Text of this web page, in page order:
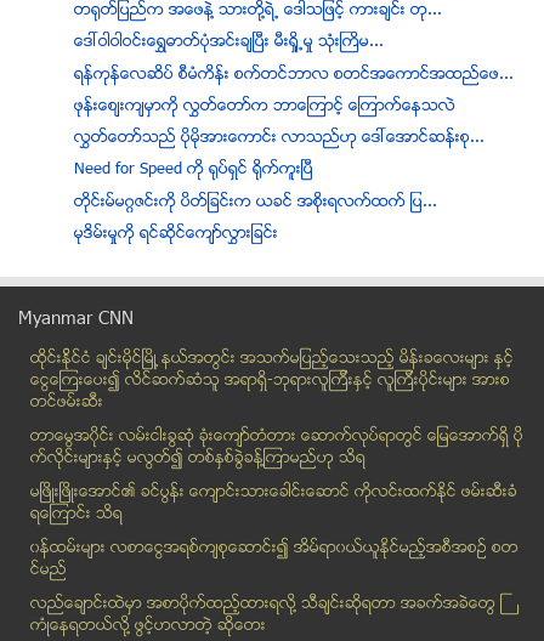
တ႐ုတ္ျပည္က အေဖနဲ႔ သားတုိ႔ရဲ႕ ေဒါသျဖင့္ ကားခ်င္း တု...
ေဒၚဝါဝါဝင္းေရႊဓာတ္ပုံအင္းခ်ၿပီး မီးရိႈ႕မႈ သုံးႀကိမ...
ရန္ကုန္ေလဆိပ္ စီမံကိန္း စက္တင္ဘာလ စတင္အေကာင္အထည္ေဖ...
ဖုန္းေစ်းက်မွာကုိ လႊတ္ေတာ္က ဘာေၾကာင့္ ေၾကာက္ေနသလဲ
လႊတ္ေတာ္သည္ ပိုမိုအားေကာင္း လာသည္ဟု ေဒၚေအာင္ဆန္းစု...
Need for Speed ကို ရုပ္ရွင္ ရိုက္ကူးျပီ
တိုင္းမ္မဂၢဇင္းကို ပိတ္ျခင္းက ယခင္ အစိုးရလက္ထက္ ျပ...
မုဒိမ္းမႈကို ရင္ဆိုင္ေက်ာ္လႊားျခင္း
အမ်ိဳးသားမ်ား စိတ္ေျဖျခင္း (Male MASTURBATION)
Male Virginity - လူပ်ိဳစစ္တယ္ ေျပာတာဘဲ
ကသာၿမိဳ႕နယ္အပိုင္ ရဲစခန္းတစ္ခု၏ အခ်ဳပ္ခန္းအတြင္း အ...
ခြဲစိတ္မႈ ခံယူျပီး ရွစ္လၾကာသည္ အထိ လိင္အဂၤါ ေထာင္မ...
အရြယ္အစားကလည္း အေရးႀကီးပါတယ္ … တဲ့
ျမန္မာ့ပညာေရး မုိက္ခ႐ို္ေဆာ့ဖ္ ဇူလိုင္တြင္ စတင္ကူည...
Jun 26
( 19 )
Jun 25
Jun 24( 9 )
Jun 22( 7 )
Myanmar CNN
ထိုင္းနို္င္ငံ ခ်င္းမိုင္ျမိဳ ့နယ္အတြင္း အသက္မျပည့္ေသးသည့္ မိန္းခေလးမ်ား နွင့္
ေငြေၾကးေပး၍ လိင္ဆက္ဆံသူ အရာရွိ-ဘုရားလူၾကီးနွင့္ လူၾကီးပိုင္းမ်ား အားစ
တင္ဖမ္းဆီး
တာေမြအ၀ိုင္း လမ္းငါးခြဆံု ခံုးေက်ာ္တံတား ေဆာက္လုပ္ရာတြင္ ေျမေအာက္ရွိ ပို
က္လိုင္းမ်ားႏွင့္ မလြတ္၍ တစ္ႏွစ္ခြဲခန္႔ၾကာမည္ဟု သိရ
မၿဖိဳးၿဖိဳးေအာင္၏ ခင္ပြန္း ေက်ာင္းသားေခါင္းေဆာင္ ကိုလင္းထက္ႏိုင္ ဖမ္းဆီးခံ
ရေၾကာင္း သိရ
၀န္ထမ္းမ်ား လစာေငြအရစ္က်စုေဆာင္း၍ အိမ္ရာ၀ယ္ယူႏုိင္မည့္အစီအစဥ္ စတ
င္မည္
လည္ေခ်ာင္းထဲမွာ အစာပိုက္ထည့္ထားရလုိ႔ သီခ်င္းဆုိရတာ အခက္အခဲေတြ ႀ
ကံဳေနရတယ္လို႔ ဖြင့္ဟလာတဲ့ ဆုိေတး